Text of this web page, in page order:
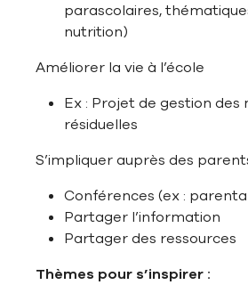
parascolaires,
nutrition)
Améliorer la vie à l’école
Ex : Projet de gestion des
résiduelles
S’impliquer auprès des
Conférences (ex :
Partager l’information
Partager des ressources
Thèmes pour s’inspirer :